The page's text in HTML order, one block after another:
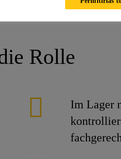
Lehrstelle als
Rolle
Im Lager